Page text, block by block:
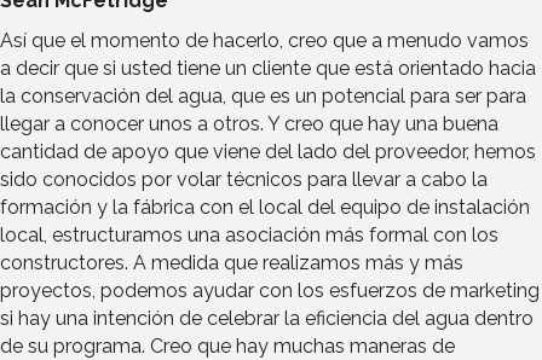
Así que el momento de hacerlo, creo que a menudo vamos
a decir que si usted tiene un cliente que está orientado hacia
la conservación del agua, que es un potencial para ser para
llegar a conocer unos a otros. Y creo que hay una buena
cantidad de apoyo que viene del lado del proveedor, hemos
sido conocidos por volar técnicos para llevar a cabo la
formación y la fábrica con el local del equipo de instalación
local, estructuramos una asociación más formal con los
constructores. A medida que realizamos más y más
proyectos, podemos ayudar con los esfuerzos de marketing
si hay una intención de celebrar la eficiencia del agua dentro
de su programa. Creo que hay muchas maneras de